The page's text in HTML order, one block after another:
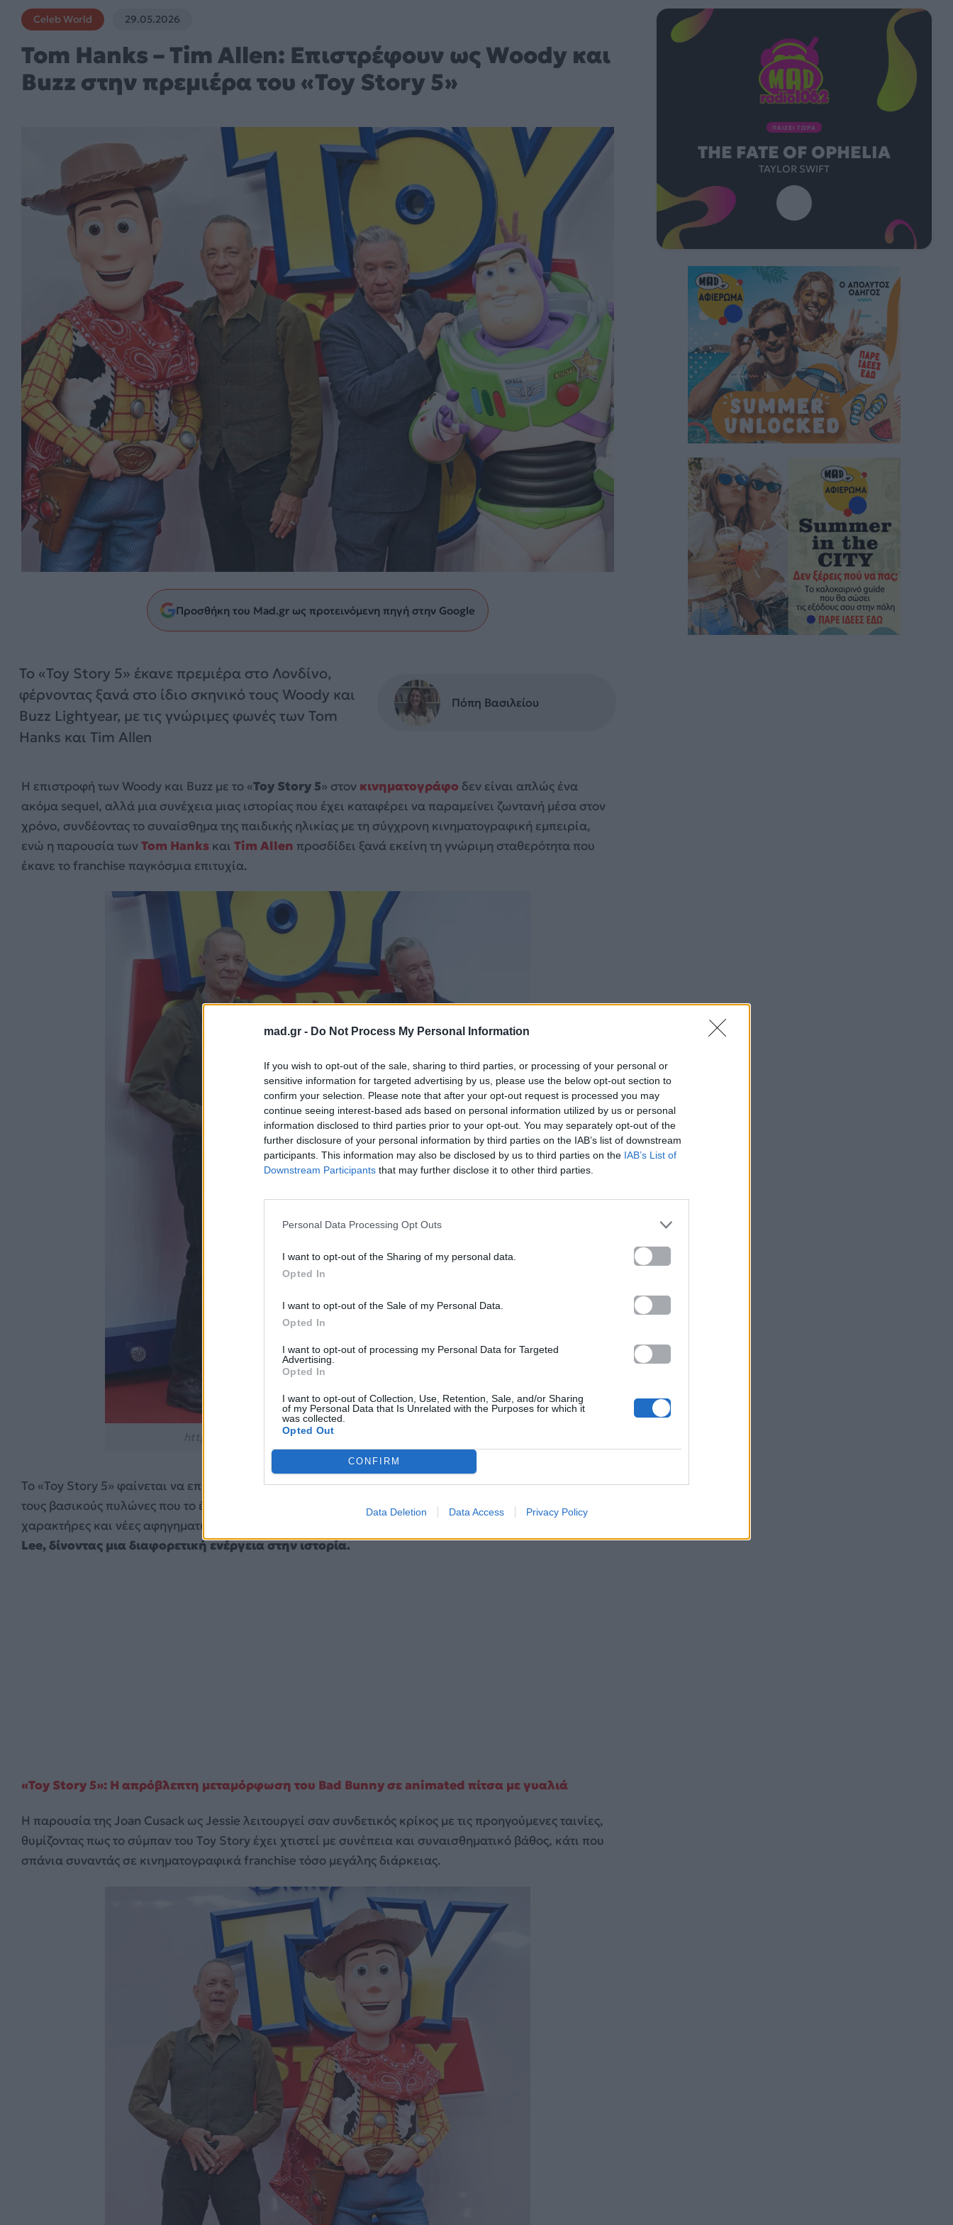
mad.gr - Do Not Process My Personal Information
If you wish to opt-out of the sale, sharing to third parties, or processing of your personal or
sensitive information for targeted advertising by us, please use the below opt-out section to
confirm your selection. Please note that after your opt-out request is processed you may
continue seeing interest-based ads based on personal information utilized by us or personal
information disclosed to third parties prior to your opt-out. You may separately opt-out of the
further disclosure of your personal information by third parties on the IAB’s list of downstream
participants. This information may also be disclosed by us to third parties on the IAB’s List of
Downstream Participants that may further disclose it to other third parties.
Personal Data Processing Opt Outs
I want to opt-out of the Sharing of my personal data.
Opted In
I want to opt-out of the Sale of my Personal Data.
Opted In
I want to opt-out of processing my Personal Data for Targeted
Advertising.
Opted In
I want to opt-out of Collection, Use, Retention, Sale, and/or Sharing
of my Personal Data that Is Unrelated with the Purposes for which it
was collected.
Opted Out
CONFIRM
Data Deletion Data Access Privacy Policy
Celeb World 29.05.2026
Tom Hanks – Tim Allen: Επιστρέφουν ως Woody και
Buzz στην πρεμιέρα του «Toy Story 5»
Προσθήκη του Mad.gr ως προτεινόμενη πηγή στην Google
Το «Toy Story 5» έκανε πρεμιέρα στο Λονδίνο,
φέρνοντας ξανά στο ίδιο σκηνικό τους Woody και
Buzz Lightyear, με τις γνώριμες φωνές των Tom
Hanks και Tim Allen
Πόπη Βασιλείου
Η επιστροφή των Woody και Buzz με το «Toy Story 5» στον κινηματογράφο δεν είναι απλώς ένα
ακόμα sequel, αλλά μια συνέχεια μιας ιστορίας που έχει καταφέρει να παραμείνει ζωντανή μέσα στον
χρόνο, συνδέοντας το συναίσθημα της παιδικής ηλικίας με τη σύγχρονη κινηματογραφική εμπειρία,
ενώ η παρουσία τωνTom Hanks και Tim Allen προσδίδει ξανά εκείνη τη γνώριμη σταθερότητα που
έκανε το franchise παγκόσμια επιτυχία.
https://www.instagram.com/entertainmenttonight/
Το «Toy Story 5» φαίνεται να επιχειρεί μια ισορροπία ανάμεσα στο παρελθόν και το παρόν, κρατώντας
τους βασικούς πυλώνες που το έκαναν αγαπητό, αλλά ταυτόχρονα ανοίγοντας χώρο για νέους
χαρακτήρες και νέες αφηγηματικές κατευθύνσεις, όπως αυτή της
Lee, δίνοντας μια διαφορετική ενέργεια στην ιστορία.
«Toy Story 5»: Η απρόβλεπτη μεταμόρφωση του Bad Bunny σε animated πίτσα με γυαλιά
Η παρουσία της Joan Cusack ως Jessie λειτουργεί σαν συνδετικός κρίκος με τις προηγούμενες ταινίες,
θυμίζοντας πως το σύμπαν του Toy Story έχει χτιστεί με συνέπεια και συναισθηματικό βάθος, κάτι που
σπάνια συναντάς σε κινηματογραφικά franchise τόσο μεγάλης διάρκειας.
ΠΑΙΖΕΙ ΤΩΡΑ
THE FATE OF OPHELIA
TAYLOR SWIFT